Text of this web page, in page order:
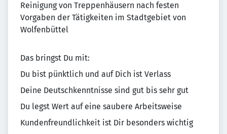
Reinigung von Treppenhäusern nach festen
Vorgaben der Tätigkeiten im Stadtgebiet von
Wolfenbüttel
Das bringst Du mit:
Du bist pünktlich und auf Dich ist Verlass
Deine Deutschkenntnisse sind gut bis sehr gut
Du legst Wert auf eine saubere Arbeitsweise
Kundenfreundlichkeit ist Dir besonders wichtig